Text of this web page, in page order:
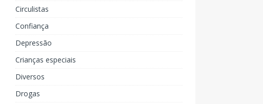
Circulistas
Confiança
Depressão
Crianças especiais
Diversos
Drogas